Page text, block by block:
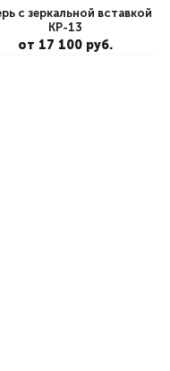
с зеркальной вставкой
КР-13
от 17 100 руб.